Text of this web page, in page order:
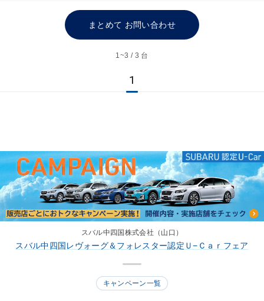
まとめて お問い合わせ
1~3 / 3 台
1
スバル中四国株式会社（山口）
スバル中四国レヴォーグ＆フォレスター認定Ｕ−Ｃａｒフェア
キャンペーン一覧